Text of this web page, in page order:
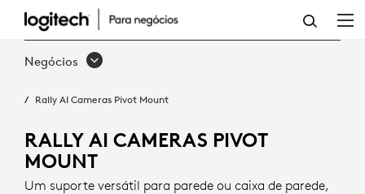
SUPORTE
GIRATÓRIO
RALLY
AI
CAMERAS
Negócios
Rally AI Cameras Pivot Mount
RALLY AI CAMERAS PIVOT
MOUNT
Um suporte versátil para parede ou caixa de parede,